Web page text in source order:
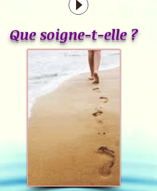
Que soigne-t-elle ?